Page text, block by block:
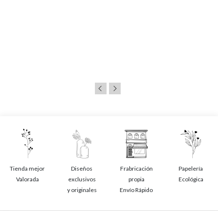
Tienda mejor
Valorada
Diseños
exclusivos
y originales
Frabricación
propia
Envío Rápido
Papelería
Ecológica